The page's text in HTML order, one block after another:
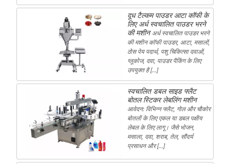
दूध टैल्कम पाउडर आटा कॉफी के
लिए अर्ध स्वचालित पाउडर भरने
की मशीन अर्ध स्वचालित पाउडर भरने
की मशीन कॉफी पाउडर, आटा, मसालों,
ठोस पेय पदार्थ, पशु चिकित्सा दवाओं,
ग्लूकोज, दवा, पाउडर पैकिंग के लिए
उपयुक्त है […]
स्वचालित डबल साइड फ्लैट
बोतल स्टिकर लेबलिंग मशीन
आवेदन: विभिन्न फ्लैट, गोल और चौकोर
बोतलों के लिए एकल या डबल पक्षीय
लेबल के लिए लागू। जैसे भोजन,
मसाला, दवा, शराब, तेल, सौंदर्य
प्रसाधन और […]